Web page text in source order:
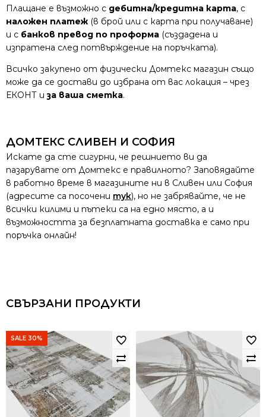
Плащане е възможно с дебитна/кредитна карта, с
наложен платеж (в брой или с карта при получаване)
и с банков превод по проформа (създадена и
изпратена след потвърждение на поръчката).
Всичко закупено от физически Домтекс магазин също
може да се достави до избрана от вас локация – чрез
ЕКОНТ иза ваша сметка.
ДОМТЕКС СЛИВЕН И СОФИЯ
Искате да сте сигурни, че решнието ви да
пазарувате от Домтекс е правилното? Заповядайте
в работно време в магазините ни в Сливен или София
(адресите са посочени тук), но не забрявайте, че не
всички килими и пътеки са на едно място, а и
възможността за безплатната доставка е само при
поръчка онлайн!
СВЪРЗАНИ ПРОДУКТИ
SALE 30%